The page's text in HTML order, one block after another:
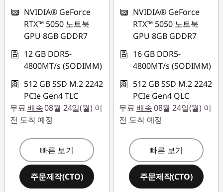
NVIDIA® GeForce
RTX™ 5050 노트북
GPU 8GB GDDR7
12 GB DDR5-
4800MT/s (SODIMM)
512 GB SSD M.2 2242
PCIe Gen4 TLC
무료 배송08월 24일(월) 이
전 도착 예정
빠른 보기
주문제작(CTO)
NVIDIA® GeForce
RTX™ 5050 노트북
GPU 8GB GDDR7
16 GB DDR5-
4800MT/s (SODIMM)
512 GB SSD M.2 2242
PCIe Gen4 QLC
무료 배송08월 24일(월) 이
전 도착 예정
빠른 보기
주문제작(CTO)